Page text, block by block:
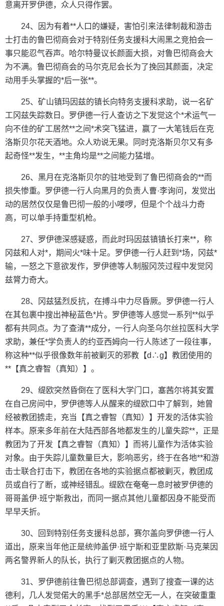
意离开罗伊德，众人只得作罢。
24、因为有着**人口的嫌疑，害怕引来法律制裁和游击
士打击的鲁巴彻商会对于特别任务支援科大闹黑之竞拍会一
事只能忍气吞声。哈尔特曼议长颜面大损，对鲁巴彻商会大
为不满。鲁巴彻商会的马尔克尼会长为了挽回其颜面，决定
动用手头掌握的*后一张**。
25、矿山镇玛因兹的镇长向特务支援科求助，说一名矿
工冈兹失踪数日。罗伊德一行人查访之下发觉这个*术运气一
向不佳的矿工居然**之间*术突飞猛进，赢了一大笔钱后在克
洛斯贝尔花天酒地。众人劝说无果。同时克洛斯贝尔又有多
起奇怪**发生，**主角均是**之间能力猛增。
26、黑月在克洛斯贝尔的驻地受到了鲁巴彻商会的**而
损失惨重。罗伊德一行人向黑月的负责人曹·李询问，发觉出
动的居然仅仅是鲁巴彻一般的小喽啰，但是个个战斗力奇
高，可以单手持重型机枪。
27、罗伊德深感疑惑，而此时玛因兹镇镇长打来**，称
冈兹和人对*，期间火*味十足。罗伊德一行人赶到*场，冈兹*
输，一怒之下意欲发作，罗伊德等人制服冈茨过程中发觉冈
兹膂力奇大。
28、冈兹猛烈反抗，在搏斗中力尽昏厥。罗伊德一行人
在其包裹中搜出神秘蓝色*片。罗伊德等人感觉一系列**似乎
都有共同点。为了查清**成分，一行人向圣乌尔丝拉医科大学
求助，兼任*学负责人的约亚西姆向一行人陈述了一段往事，
称这种**似乎很像数年前被剿灭的邪教【d∴g】教团使用的
**【真之睿智（真知）】。
29、缇欧突然昏倒在了医科大学门口，塞茜尔将其安置
在自己房间中，罗伊德等人从醒来的缇欧口中了解到，她曾
经被教团掳走，充当【真之睿智（真知）】开发的活体实验
样本。原来多年前在大陆西部各地都发生的儿童失踪**，正是
教团为了开发【真之睿智（真知）】而将儿童作为活体实验
对象。由于失踪儿童数量巨大，影响恶劣，终于在各地**和游
击士联合打击下，教团在各地的实验据点都被剿灭，教团成
员或自行了断，或神经错乱。缇欧在奄奄一息时被罗伊德的
哥哥盖伊·班宁斯救出，而同一据点其他儿童都因身不能受而
早早夭折。
30、回到特别任务支援科总部，赛尔盖向罗伊德一行人
道出，原来当年他正是统帅盖伊·班宁斯和亚里欧斯·马克莱因
两名警界新人的队长，执行了剿灭教团据点的人物。
31、罗伊德前往鲁巴彻总部调查，遇到了搜查一课的达
德利，几人发觉偌大的黑手*总部居然空无一人，在突破重重